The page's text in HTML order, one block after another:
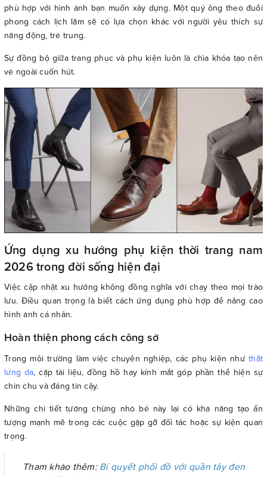
phù hợp với hình ảnh bạn muốn xây dựng. Một quý ông theo đuổi
phong cách lịch lãm sẽ có lựa chọn khác với người yêu thích sự
năng động, trẻ trung.
Sự đồng bộ giữa trang phục và phụ kiện luôn là chìa khóa tạo nên
vẻ ngoài cuốn hút.
Ứng dụng xu hướng phụ kiện thời trang nam
2026 trong đời sống hiện đại
Việc cập nhật xu hướng không đồng nghĩa với chạy theo mọi trào
lưu. Điều quan trọng là biết cách ứng dụng phù hợp để nâng cao
hình ảnh cá nhân.
Hoàn thiện phong cách công sở
Trong môi trường làm việc chuyên nghiệp, các phụ kiện như thắt
lưng da, cặp tài liệu, đồng hồ hay kính mắt góp phần thể hiện sự
chỉn chu và đáng tin cậy.
Những chi tiết tưởng chừng nhỏ bé này lại có khả năng tạo ấn
tượng mạnh mẽ trong các cuộc gặp gỡ đối tác hoặc sự kiện quan
trọng.
Tham khảo thêm: Bí quyết phối đồ với quần tây đen